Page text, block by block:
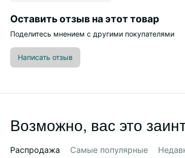
Оставить отзыв на этот товар
Поделитесь мнением с другими покупателями
Написать отзыв
Возможно, вас это
Распродажа Самые популярные